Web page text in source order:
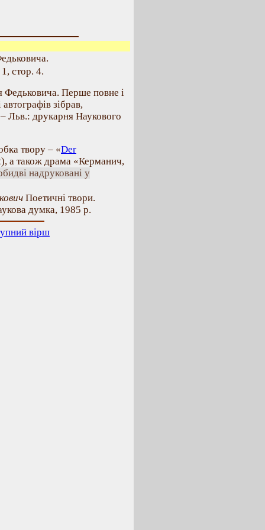
стор. 4.
Перше повне і
зібрав,
Льв.: друкарня Наукового
твору – «Der
а також драма «Керманич,
надруковані у
Поетичні твори.
думка, 1985 р.
вірш